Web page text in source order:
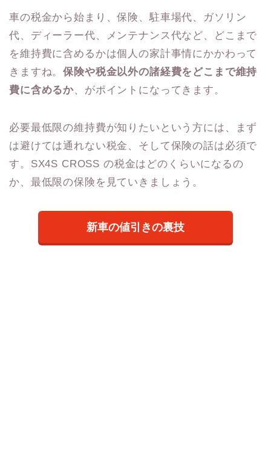
車の税金から始まり、保険、駐車場代、ガソリン
代、ディーラー代、メンテナンス代など、どこまで
を維持費に含めるかは個人の家計事情にかかわって
きますね。保険や税金以外の諸経費をどこまで維持
費に含めるか 、がポイントになってきます。
必要最低限の維持費が知りたいという方には、まず
は避けては通れない税金、そして保険の話は必須で
す。SX4S CROSS の税金はどのくらいになるの
か、最低限の保険を見ていきましょう。
新車の値引きの裏技